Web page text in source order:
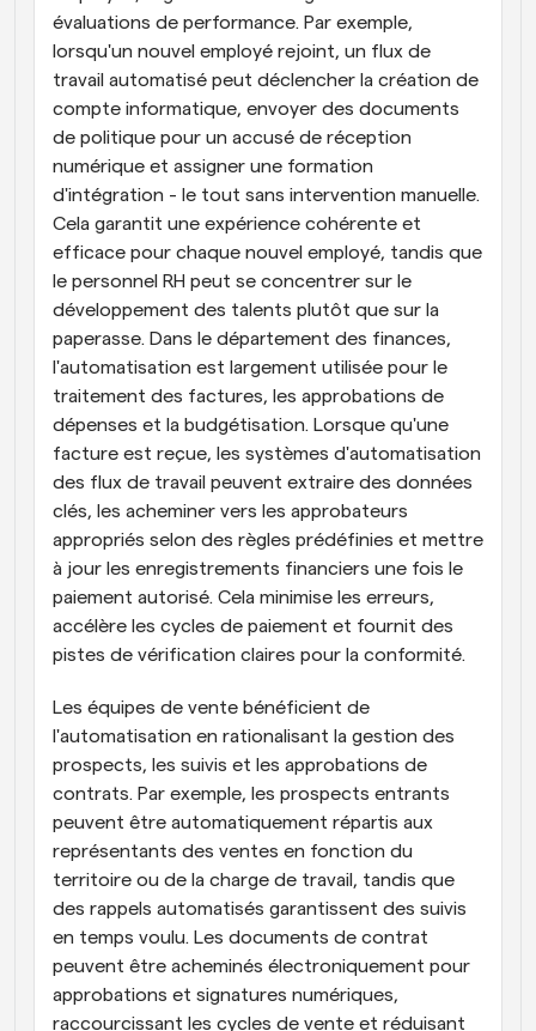
évaluations de performance. Par exemple,
lorsqu'un nouvel employé rejoint, un flux de
travail automatisé peut déclencher la création de
compte informatique, envoyer des documents
de politique pour un accusé de réception
numérique et assigner une formation
d'intégration - le tout sans intervention manuelle.
Cela garantit une expérience cohérente et
efficace pour chaque nouvel employé, tandis que
le personnel RH peut se concentrer sur le
développement des talents plutôt que sur la
paperasse. Dans le département des finances,
l'automatisation est largement utilisée pour le
traitement des factures, les approbations de
dépenses et la budgétisation. Lorsque qu'une
facture est reçue, les systèmes d'automatisation
des flux de travail peuvent extraire des données
clés, les acheminer vers les approbateurs
appropriés selon des règles prédéfinies et mettre
à jour les enregistrements financiers une fois le
paiement autorisé. Cela minimise les erreurs,
accélère les cycles de paiement et fournit des
pistes de vérification claires pour la conformité.
Les équipes de vente bénéficient de
l'automatisation en rationalisant la gestion des
prospects, les suivis et les approbations de
contrats. Par exemple, les prospects entrants
peuvent être automatiquement répartis aux
représentants des ventes en fonction du
territoire ou de la charge de travail, tandis que
des rappels automatisés garantissent des suivis
en temps voulu. Les documents de contrat
peuvent être acheminés électroniquement pour
approbations et signatures numériques,
raccourcissant les cycles de vente et réduisant